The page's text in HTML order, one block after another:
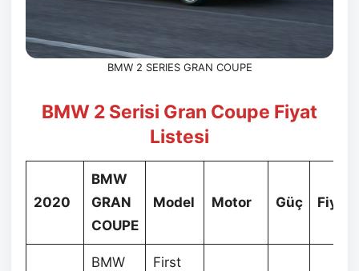
BMW 2 SERIES GRAN COUPE
BMW 2 Serisi Gran Coupe Fiyat
Listesi
2020
BMW
GRAN
COUPE
Model Motor Güç Fiyat
BMW
First